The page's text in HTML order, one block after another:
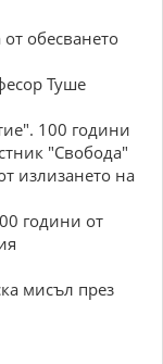
обесването
Туше
100 години
"Свобода"
излизането на
години от
мисъл през